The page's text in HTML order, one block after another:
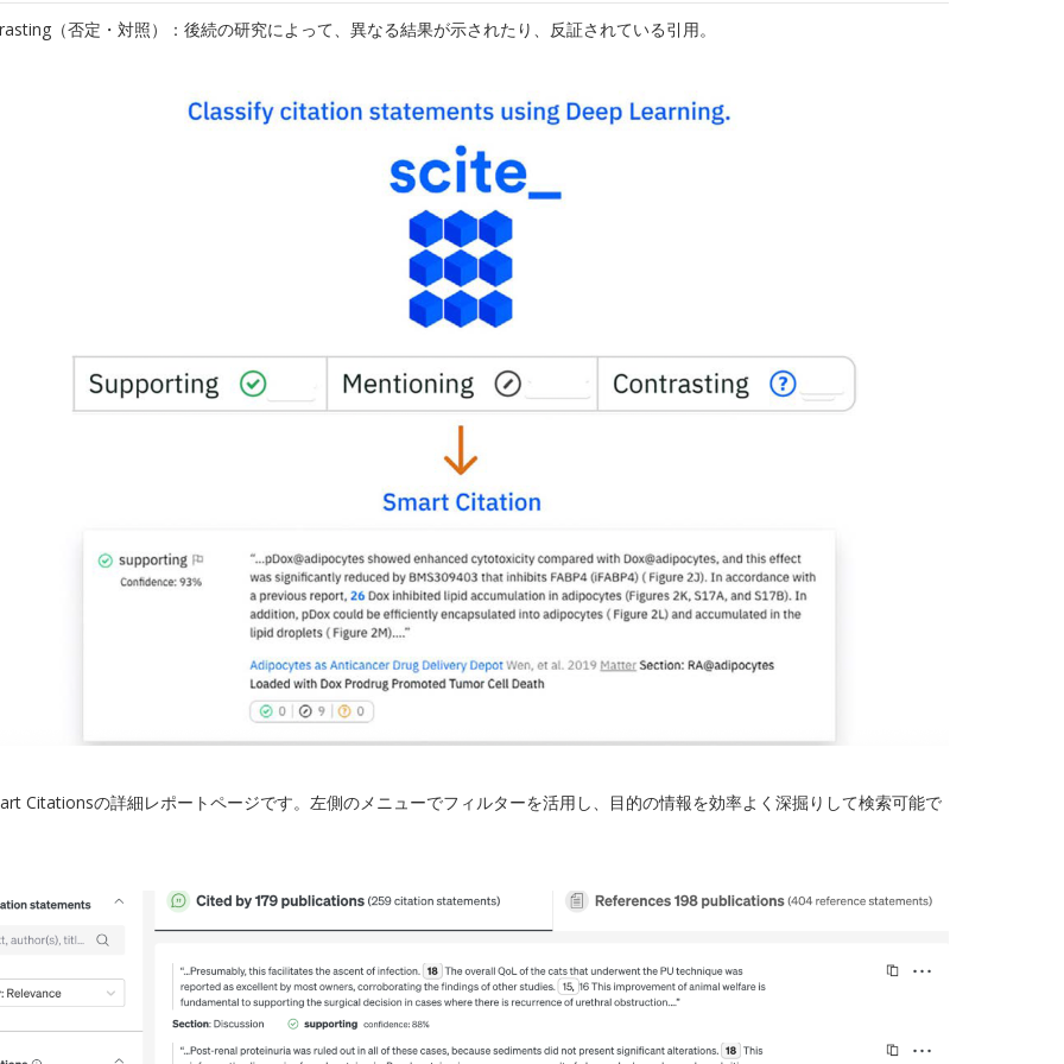
（否定・対照）：後続の研究によって、異なる結果が示されたり、反証されている引用。
Citationsの詳細レポートページです。左側のメニューでフィルターを活用し、目的の情報を効率よく深掘りして検索可能で